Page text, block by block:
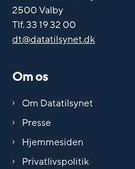
2500 Valby
Tlf. 33 19 32 00
dt@datatilsynet.dk
Om os
Om Datatilsynet
Presse
Hjemmesiden
Privatlivspolitik